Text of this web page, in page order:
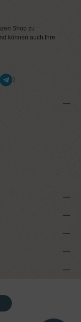
Shop zu
können auch Ihre
)